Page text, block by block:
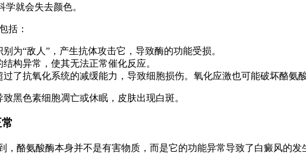
就会失去颜色。
括：
为“敌人”，产生抗体攻击它，导致酶的功能受损。
构异常，使其无法正常催化反应。
了抗氧化系统的减缓能力，导致细胞损伤。氧化应激也可能破坏酪氨酸
黑色素细胞凋亡或休眠，皮肤出现白斑。
，酪氨酸酶本身并不是有害物质，而是它的功能异常导致了白癜风的